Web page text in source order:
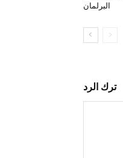
البرلمان
ترك الرد